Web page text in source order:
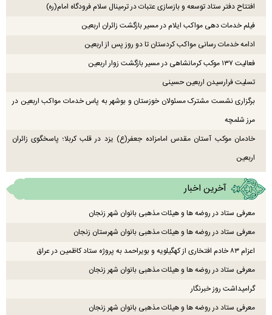
افتتاح دفتر ستاد توسعه و بازسازی عتبات در ترمینال سلام فرودگاه امام(ره)
فیلم خدمات دهی مواکب ایلام در مسیر بازگشت زائران اربعین
ادامه خدمات رسانی مواکب کردستان تا دو روز پس از اربعین
فعالیت ۱۳۷ موکب کرمانشاهی در مسیر بازگشت زوار اربعین
تسلیت فرارسیدن اربعین حسینی
برگزاری نشست مشترک مسئولان خوزستان و بوشهر به پاس خدمات مواکب اربعین در
مرز شلمچه
خادمان موکب آستان مقدس امامزاده جعفر(ع) یزد در قلب کربلا؛ پاسخگوی زائران
اربعین
آخرین اخبار
معرفی ستاد در روضه ها و هیئات مذهبی بانوان شهر زنجان
معرفی ستاد در روضه ها و هیئات مذهبی بانوان شهرستان زنجان
اعزام ۸۳ خادم افتخاری از کهگیلویه و بویراحمد به پروژه ستاد کاظمین در عراق
معرفی ستاد در روضه ها و هیئات مذهبی بانوان شهر زنجان
گرامیداشت روز خبرنگار
معرفی ستاد در روضه ها و هیئات مذهبی بانوان شهر زنجان